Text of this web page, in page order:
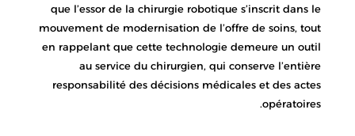
que l’essor de la chirurgie robotique s’inscrit dans le
mouvement de modernisation de l’offre de soins, tout
en rappelant que cette technologie demeure un outil
au service du chirurgien, qui conserve l’entière
responsabilité des décisions médicales et des actes
opératoires.